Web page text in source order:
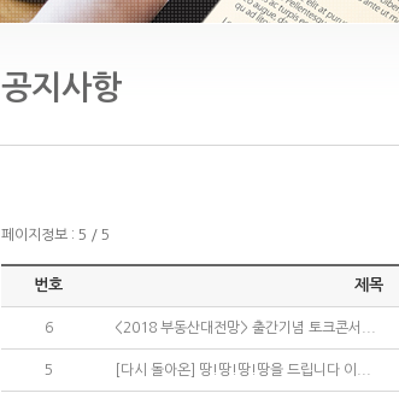
공지사항
페이지정보 : 5 / 5
번호 제목
6 <2018 부동산대전망> 출간기념 토크콘서...
5 [다시 돌아온] 땅!땅!땅!땅을 드립니다 이...